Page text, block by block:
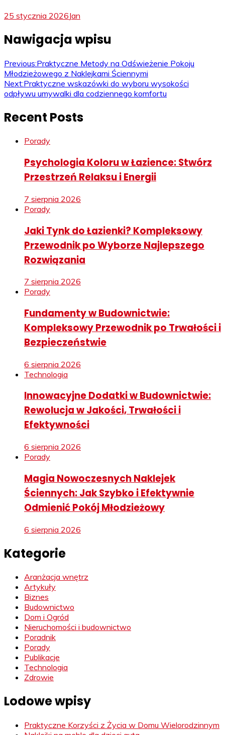
25 stycznia 2026Jan
Nawigacja wpisu
Previous:Praktyczne Metody na Odświeżenie Pokoju
Młodzieżowego z Naklejkami Ściennymi
Next:Praktyczne wskazówki do wyboru wysokości
odpływu umywalki dla codziennego komfortu
Recent Posts
Porady
Psychologia Koloru w Łazience: Stwórz
Przestrzeń Relaksu i Energii
7 sierpnia 2026
Porady
Jaki Tynk do Łazienki? Kompleksowy
Przewodnik po Wyborze Najlepszego
Rozwiązania
7 sierpnia 2026
Porady
Fundamenty w Budownictwie:
Kompleksowy Przewodnik po Trwałości i
Bezpieczeństwie
6 sierpnia 2026
Technologia
Innowacyjne Dodatki w Budownictwie:
Rewolucja w Jakości, Trwałości i
Efektywności
6 sierpnia 2026
Porady
Magia Nowoczesnych Naklejek
Ściennych: Jak Szybko i Efektywnie
Odmienić Pokój Młodzieżowy
6 sierpnia 2026
Kategorie
Aranżacja wnętrz
Artykuły
Biznes
Budownictwo
Dom i Ogród
Nieruchomości i budownictwo
Poradnik
Porady
Publikacje
Technologia
Zdrowie
Lodowe wpisy
Praktyczne Korzyści z Życia w Domu Wielorodzinnym